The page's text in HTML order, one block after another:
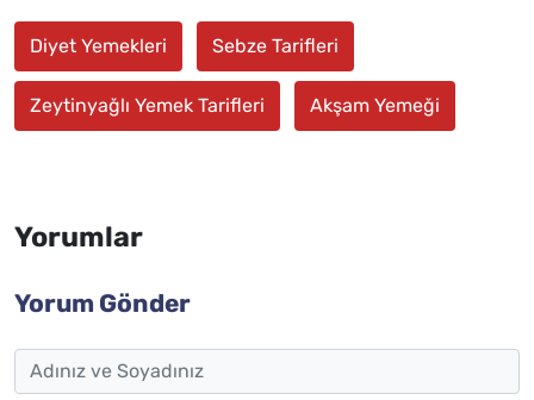
Diyet Yemekleri Sebze Tarifleri
Zeytinyağlı Yemek Tarifleri Akşam Yemeği
Yorumlar
Yorum Gönder